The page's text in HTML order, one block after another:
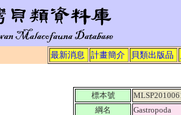
最新消息 計畫簡介 貝類出版品
標本號
綱名
Gastropoda